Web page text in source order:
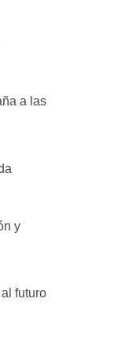
a las
y
futuro